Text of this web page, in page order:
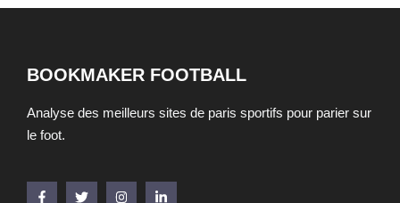
BOOKMAKER FOOTBALL
Analyse des meilleurs sites de paris sportifs pour parier sur
le foot.